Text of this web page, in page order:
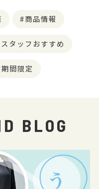
商品情報
スタッフおすすめ
期間限定
BLOG